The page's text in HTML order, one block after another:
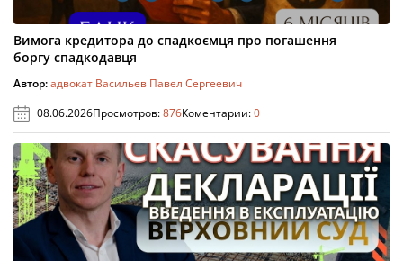
Вимога кредитора до спадкоємця про погашення
боргу спадкодавця
Автор:адвокат Васильев Павел Сергеевич
08.06.2026Просмотров:876Коментарии:0